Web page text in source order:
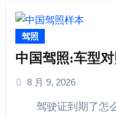
驾照
中国驾照:车型
8 月 9, 2026
驾驶证到期